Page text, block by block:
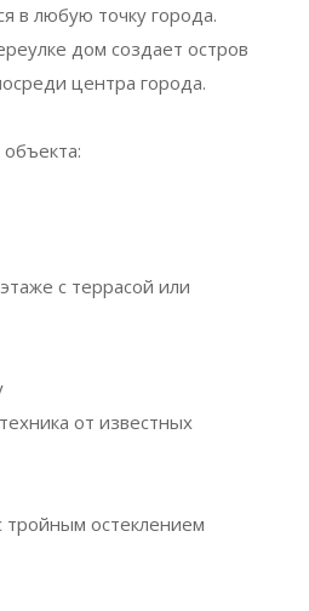
в любую точку города.
дом создает остров
центра города.
с террасой или
от известных
тройным остеклением